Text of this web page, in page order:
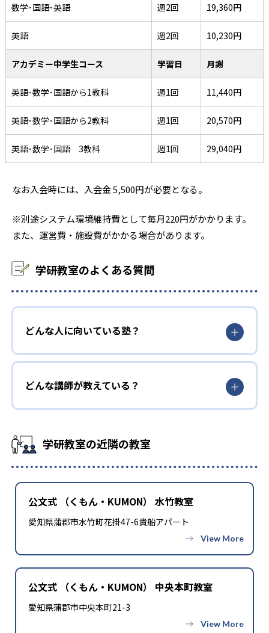
数学･国語･英語 週2回 19,360円
英語 週2回 10,230円
アカデミー中学生コース 学習日 月謝
英語･数学･国語から1教科 週1回 11,440円
英語･数学･国語から2教科 週1回 20,570円
英語･数学･国語 3教科 週1回 29,040円
なお入会時には、入会金 5,500円が必要となる。
※別途システム環境維持費として毎月220円がかかります。
また、運営費・施設費がかかる場合があります。
学研教室のよくある質問
どんな人に向いている塾？
どんな講師が教えている？
学研教室の近隣の教室
公文式 （くもん・KUMON） 水竹教室
愛知県蒲郡市水竹町花掛47-6貴船アパート
公文式 （くもん・KUMON） 中央本町教室
愛知県蒲郡市中央本町21-3